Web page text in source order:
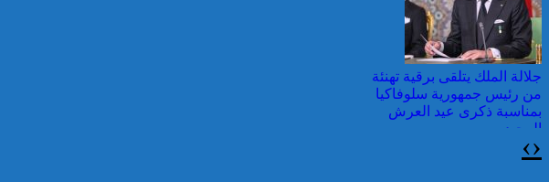
مكافحة حريق في شمال
جلالة الملك يتلقى برقية تهنئة
من رئيس جمهورية سلوفاكيا
بمناسبة ذكرى عيد العرش
المجيد
‹
›